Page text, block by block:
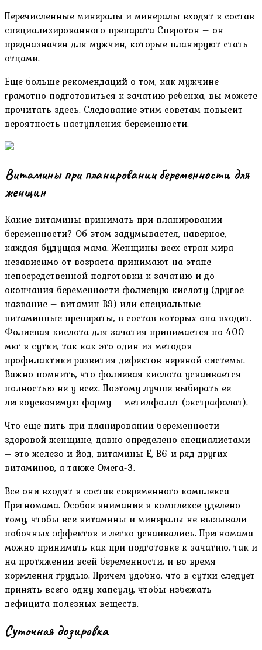
Перечисленные минералы и минералы входят в состав
специализированного препарата Сперотон – он
предназначен для мужчин, которые планируют стать
отцами.
Еще больше рекомендаций о том, как мужчине
грамотно подготовиться к зачатию ребенка, вы можете
прочитать здесь. Следование этим советам повысит
вероятность наступления беременности.
Витамины при планировании беременности для
женщин
Какие витамины принимать при планировании
беременности? Об этом задумывается, наверное,
каждая будущая мама. Женщины всех стран мира
независимо от возраста принимают на этапе
непосредственной подготовки к зачатию и до
окончания беременности фолиевую кислоту (другое
название – витамин В9) или специальные
витаминные препараты, в состав которых она входит.
Фолиевая кислота для зачатия принимается по 400
мкг в сутки, так как это один из методов
профилактики развития дефектов нервной системы.
Важно помнить, что фолиевая кислота усваивается
полностью не у всех. Поэтому лучше выбирать ее
легкоусвояемую форму – метилфолат (экстрафолат).
Что еще пить при планировании беременности
здоровой женщине, давно определено специалистами
– это железо и йод, витамины Е, В6 и ряд других
витаминов, а также Омега-3.
Все они входят в состав современного комплекса
Прегномама. Особое внимание в комплексе уделено
тому, чтобы все витамины и минералы не вызывали
побочных эффектов и легко усваивались. Прегномама
можно принимать как при подготовке к зачатию, так и
на протяжении всей беременности, и во время
кормления грудью. Причем удобно, что в сутки следует
принять всего одну капсулу, чтобы избежать
дефицита полезных веществ.
Суточная дозировка